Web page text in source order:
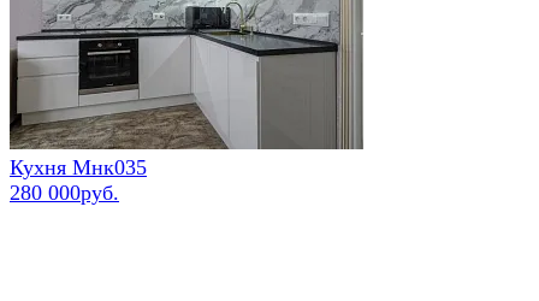
Кухня Мнк035
280 000руб.